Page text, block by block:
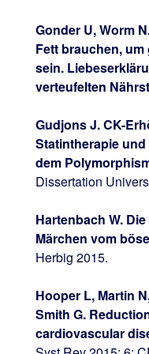
Gonder U, Worm
Fett brauchen,
sein.
verteufelten
Gudjons J. CK-
Statintherapie
dem
Dissertation
Hartenbach W.
Märchen vom
Herbig 2015.
Hooper L, Martin
Smith G.
cardiovascular